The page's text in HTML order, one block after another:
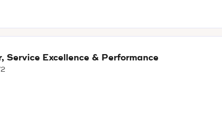
Service Excellence & Performance